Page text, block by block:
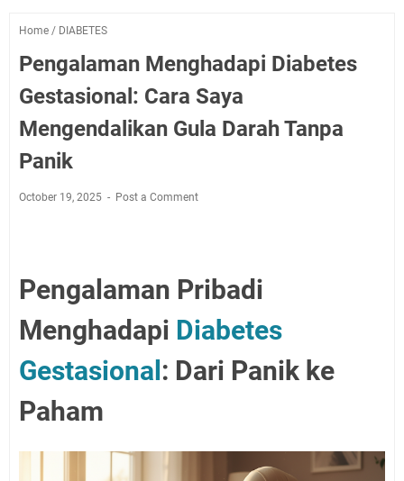
Home / DIABETES
Pengalaman Menghadapi Diabetes
Gestasional: Cara Saya
Mengendalikan Gula Darah Tanpa
Panik
October 19, 2025 Post a Comment
Pengalaman Pribadi
Menghadapi Diabetes
Gestasional : Dari Panik ke
Paham